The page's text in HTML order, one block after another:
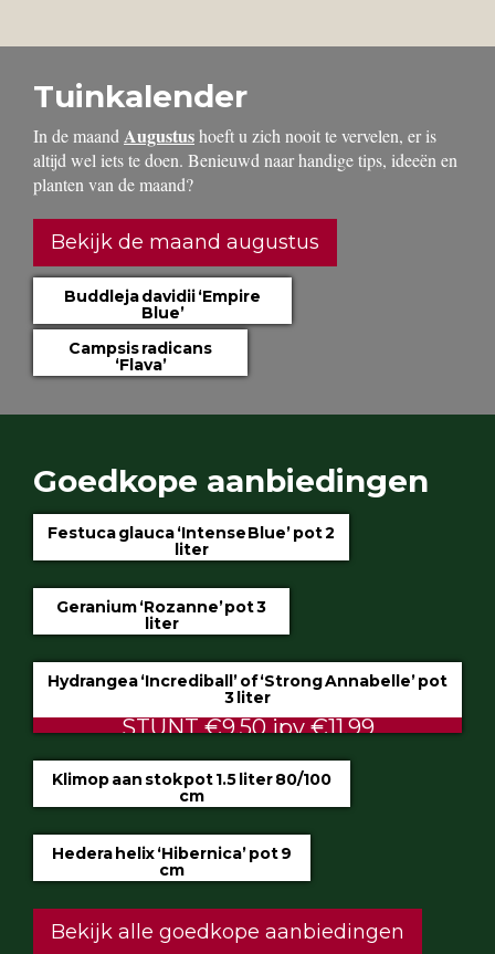
Tuinkalender
In de maand Augustushoeft u zich nooit te vervelen, er is
altijd wel iets te doen. Benieuwd naar handige tips, ideeën en
planten van de maand?
Bekijk de maand augustus
Buddleja davidii ‘Empire
Blue’
Campsis radicans
‘Flava’
Goedkope aanbiedingen
Festuca glauca ‘Intense Blue’ pot 2
liter
Geranium ‘Rozanne’ pot 3
liter
Hydrangea ‘Incrediball’ of ‘Strong Annabelle’ pot
3 liter
STUNT €9.50 ipv €11.99
Klimop aan stok pot 1.5 liter 80/100
cm
Hedera helix ‘Hibernica’ pot 9
cm
Bekijk alle goedkope aanbiedingen